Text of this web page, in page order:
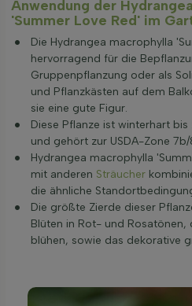
Anwendung der
'Summer Love Red' im
Die Hydrangea macrophylla
hervorragend für die
Gruppenpflanzung oder als
und Pflanzkästen auf dem
sie eine gute Figur.
Diese Pflanze ist winterhart
und gehört zur USDA-Zone 7b/
Hydrangea macrophylla
mit anderen Sträucher
die ähnliche
Die größte Zierde dieser
Blüten in Rot- und
blühen, sowie das dekorative